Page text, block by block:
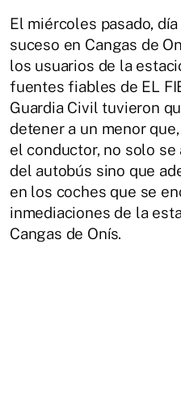
El miércoles pasado,
suceso en Cangas de
los usuarios de la
fuentes fiables de EL
Guardia Civil tuvieron
detener a un menor
el conductor, no solo
del autobús sino que
en los coches que se
inmediaciones de la
Cangas de Onís.